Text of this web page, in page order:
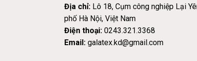
Địa chỉ: Lô 18, Cụm công nghiệp Lại
phố Hà Nội, Việt Nam
Điện thoại: 0243.321.3368
Email: galatex.kd@gmail.com